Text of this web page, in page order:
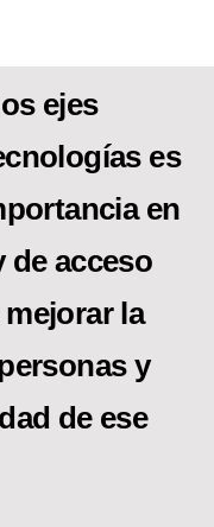
ejes
es
en
de acceso
la
y
de ese